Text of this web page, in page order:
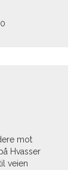
mot
Hvasser
veien